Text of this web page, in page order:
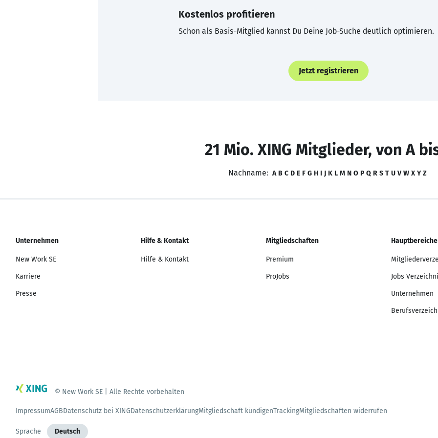
Kostenlos profitieren
Schon als Basis-Mitglied kannst Du Deine Job-Suche deutlich optimieren.
Jetzt registrieren
21 Mio. XING Mitglieder, von A
Nachname: A B C D E F G H I J K L M N O P Q R S T U V W X Y Z
Unternehmen
New Work SE
Karriere
Presse
Hilfe & Kontakt
Hilfe & Kontakt
Mitgliedschaften
Premium
ProJobs
Hauptbereiche
Jobs
Unternehmen
© New Work SE | Alle Rechte vorbehalten
ImpressumAGBDatenschutz bei XINGDatenschutzerklärungMitgliedschaft kündigenTrackingMitgliedschaften widerrufen
Sprache Deutsch